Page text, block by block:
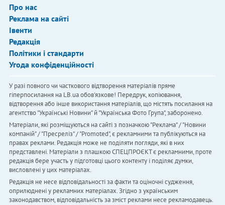
Про нас
Реклама на сайті
Івенти
Редакція
Політики і стандарти
Угода конфіденційності
У разі повного чи часткового відтворення матеріалів пряме
гіперпосилання на LB.ua обов'язкове! Передрук, копіювання,
відтворення або інше використання матеріалів, що містять посилання на
агентство "Українськi Новини" й "Українська Фото Група", заборонено.
Матеріали, які розміщуються на сайті з позначкою "Реклама" / "Новини
компаній" / "Пресреліз" / "Promoted", є рекламними та публікуються на
правах реклами. Редакція може не поділяти погляди, які в них
представлені. Матеріали з плашкою СПЕЦПРОЄКТ є рекламними, проте
редакція бере участь у підготовці цього контенту і поділяє думки,
висловлені у цих матеріалах.
Редакція не несе відповідальності за факти та оціночні судження,
оприлюднені у рекламних матеріалах. Згідно з українським
законодавством, відповідальність за зміст реклами несе рекламодавець.